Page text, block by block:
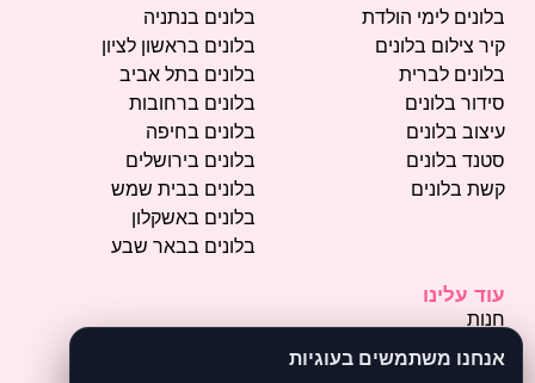
בלונים לימי הולדת
קיר צילום בלונים
בלונים לברית
סידור בלונים
עיצוב בלונים
סטנד בלונים
קשת בלונים
בלונים בנתניה
בלונים בראשון לציון
בלונים בתל אביב
בלונים ברחובות
בלונים בחיפה
בלונים בירושלים
בלונים בבית שמש
בלונים באשקלון
בלונים בבאר שבע
עוד עלינו
חנות
אנחנו משתמשים בעוגיות